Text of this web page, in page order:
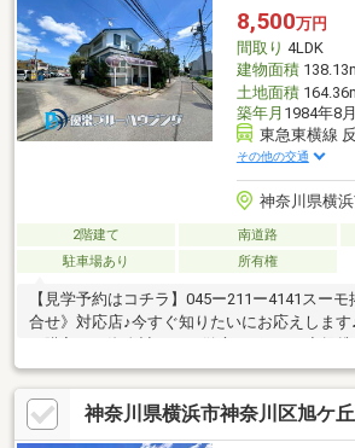
境をお探しのご家族に、ぜひ一度ご覧くださ
イ建設は、お客様一人ひとりの状況に寄り添
お手伝いをさせていただきます●～お気軽にお
い～
8,500万円
間取り 4LDK
建物面積
土地面積
築年月 1984年8
東急東横線
その他の交通
神奈川県横
2階建て 南道路
駐車場あり
所有権
【見学予約はコチラ】045ー211ー4141スー
合せ》対応店♪今すぐ知りたいにお応えしま
ーンのご相談もおまかせください♪◆ファイ
ー相談無料！支払計画もサポート♪◆車でご
学！とことん比較検討♪◆ご自宅まで送迎！
チャイルドシート完備！小さなお子様とご一
神奈川県横浜市神奈川区旭ケ